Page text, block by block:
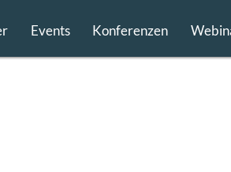
Events Konferenzen